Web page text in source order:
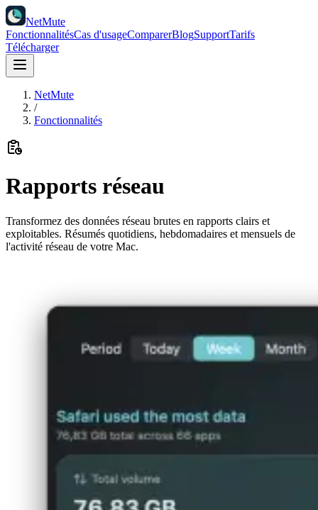
NetMute
FonctionnalitésCas d'usageComparerBlogSupportTarifs
Télécharger
NetMute
/
Fonctionnalités
Rapports réseau
Transformez des données réseau brutes en rapports clairs et
exploitables. Résumés quotidiens, hebdomadaires et mensuels de
l'activité réseau de votre Mac.